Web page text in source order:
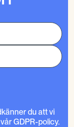
du att vi
GDPR-policy.